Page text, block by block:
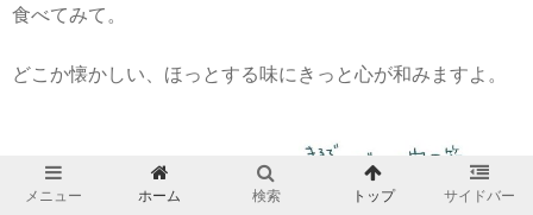
食べてみて。
どこか懐かしい、ほっとする味にきっと心が和みますよ。
メニュー ホーム 検索 トップ サイドバー